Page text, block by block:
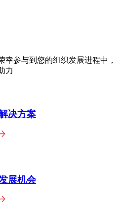
幸参与到您的组织发展进程中，
力
决方案
展机会